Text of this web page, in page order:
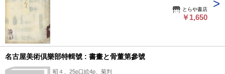
とらや書店
￥1,650
名古屋美術倶樂部特輯號 : 書畫と骨董第參號
昭４、25p口絵4p、菊判